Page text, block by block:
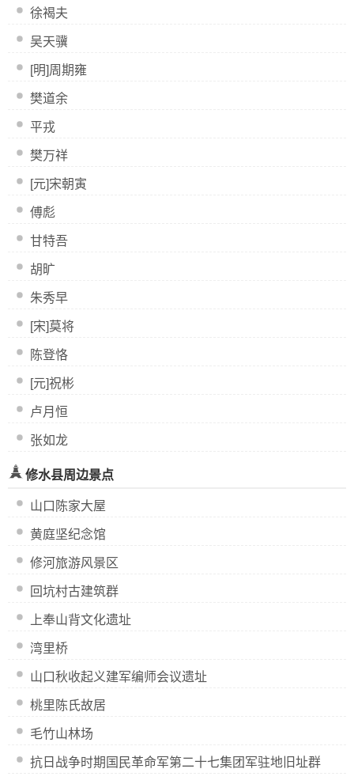
徐褐夫
吴天骥
[明]周期雍
樊道余
平戎
樊万祥
[元]宋朝寅
傅彪
甘特吾
胡旷
朱秀早
[宋]莫将
陈登恪
[元]祝彬
卢月恒
张如龙
修水县周边景点
山口陈家大屋
黄庭坚纪念馆
修河旅游风景区
回坑村古建筑群
上奉山背文化遗址
湾里桥
山口秋收起义建军编师会议遗址
桃里陈氏故居
毛竹山林场
抗日战争时期国民革命军第二十七集团军驻地旧址群